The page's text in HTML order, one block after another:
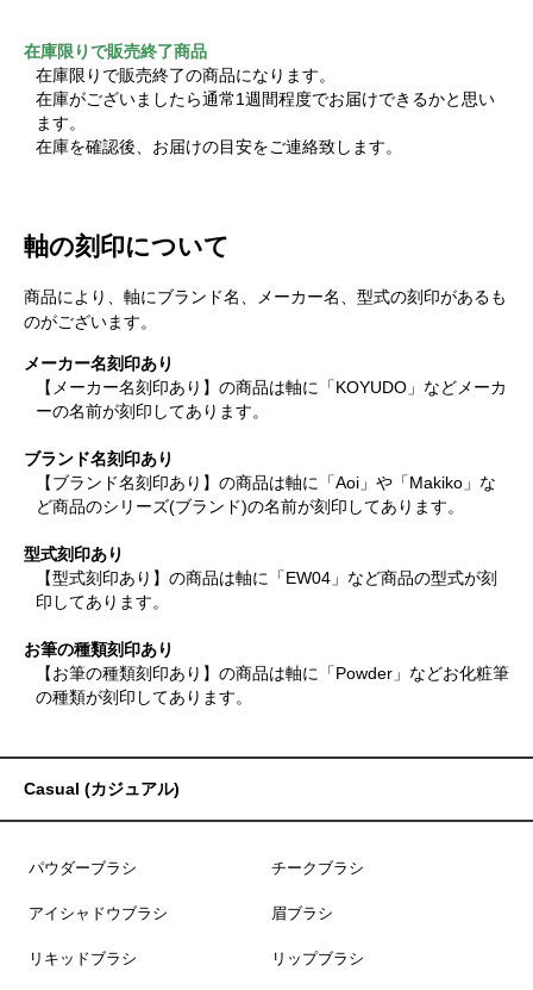
在庫限りで販売終了商品
在庫限りで販売終了の商品になります。
在庫がございましたら通常1週間程度でお届けできるかと思い
ます。
在庫を確認後、お届けの目安をご連絡致します。
軸の刻印について
商品により、軸にブランド名、メーカー名、型式の刻印があるも
のがございます。
メーカー名刻印あり
【メーカー名刻印あり】の商品は軸に「KOYUDO」などメーカ
ーの名前が刻印してあります。
ブランド名刻印あり
【ブランド名刻印あり】の商品は軸に「Aoi」や「Makiko」な
ど商品のシリーズ(ブランド)の名前が刻印してあります。
型式刻印あり
【型式刻印あり】の商品は軸に「EW04」など商品の型式が刻
印してあります。
お筆の種類刻印あり
【お筆の種類刻印あり】の商品は軸に「Powder」などお化粧筆
の種類が刻印してあります。
Casual (カジュアル)
パウダーブラシ チークブラシ
アイシャドウブラシ 眉ブラシ
リキッドブラシ リップブラシ